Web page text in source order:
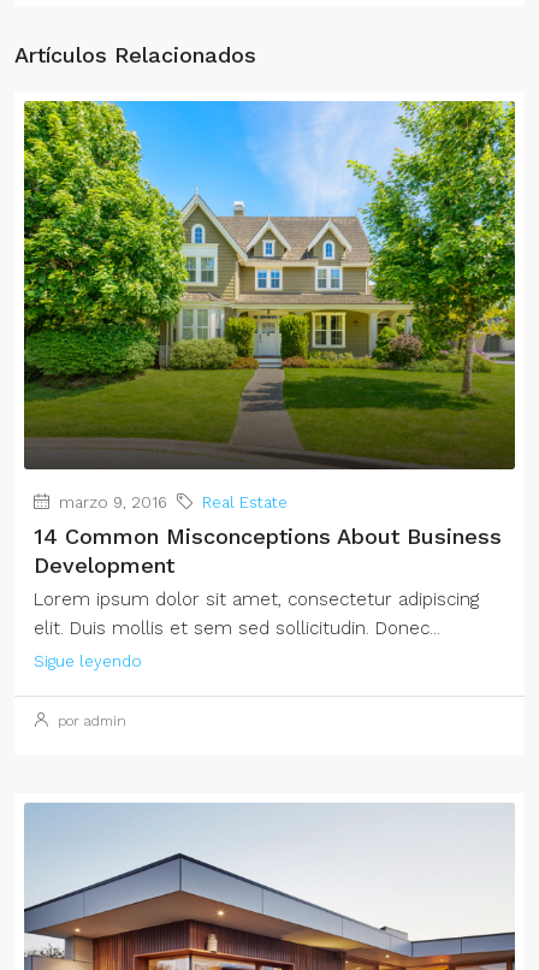
Artículos Relacionados
marzo 9, 2016 Real Estate
14 Common Misconceptions About Business
Development
Lorem ipsum dolor sit amet, consectetur adipiscing
elit. Duis mollis et sem sed sollicitudin. Donec...
Sigue leyendo
por admin